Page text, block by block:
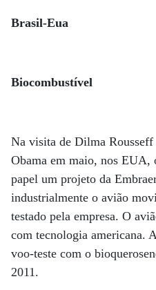
Brasil-Eua
Biocombustível
Na visita de Dilma Rousseff
Obama em maio, nos EUA,
papel um projeto da
industrialmente o avião
testado pela empresa. O
com tecnologia americana.
voo-teste com o
2011.